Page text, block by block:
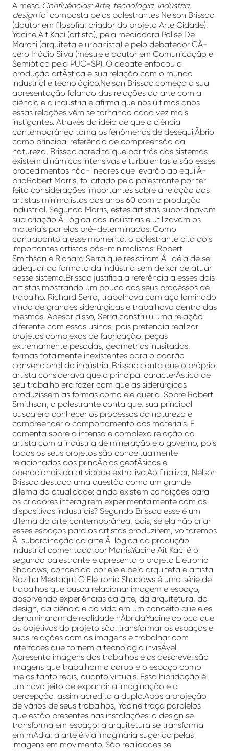
A mesa Confluências: Arte, tecnologia, indústria,
designfoi composta pelos palestrantes Nelson Brissac
(doutor em filosofia, criador do projeto Arte Cidade),
Yacine Ait Kaci (artista), pela mediadora Polise De
Marchi (arquiteta e urbanista) e pelo debatedor CÃ­
cero Inácio Silva (mestre e doutor em Comunicação e
Semiótica pela PUC-SP). O debate enfocou a
produção artÃ­stica e sua relação com o mundo
industrial e tecnológico.Nelson Brissac começa a sua
apresentação falando das relações da arte com a
ciência e a indústria e afirma que nos últimos anos
essas relações vêm se tornando cada vez mais
instigantes. Através da idéia de que a ciência
contemporânea toma os fenômenos de desequilÃ­brio
como principal referência de compreensão da
natureza, Brissac acredita que por trás dos sistemas
existem dinâmicas intensivas e turbulentas e são esses
procedimentos não-lineares que levarão ao equilÃ­
brioRobert Morris, foi citado pelo palestrante por ter
feito considerações importantes sobre a relação dos
artistas minimalistas dos anos 60 com a produção
industrial. Segundo Morris, estes artistas subordinavam
sua criação Ã lógica das indústrias e utilizavam os
materiais por elas pré-determinados. Como
contraponto a esse momento, o palestrante cita dois
importantes artistas pós-minimalistas: Robert
Smithson e Richard Serra que resistiram Ã idéia de se
adequar ao formato da indústria sem deixar de atuar
nesse sistema.Brissac justifica a referência a esses dois
artistas mostrando um pouco dos seus processos de
trabalho. Richard Serra, trabalhava com aço laminado
vindo de grandes siderúrgicas e trabalhava dentro das
mesmas. Apesar disso, Serra construiu uma relação
diferente com essas usinas, pois pretendia realizar
projetos complexos de fabricação: peças
extremamente pesadas, geometrias inusitadas,
formas totalmente inexistentes para o padrão
convencional da indústria. Brissac conta que o próprio
artista considerava que a principal caracterÃ­stica de
seu trabalho era fazer com que as siderúrgicas
produzissem as formas como ele queria. Sobre Robert
Smithson, o palestrante conta que, sua principal
busca era conhecer os processos da natureza e
compreender o comportamento dos materiais. E
comenta sobre a intensa e complexa relação do
artista com a indústria de mineração e o governo, pois
todos os seus projetos são conceitualmente
relacionados aos princÃ­pios geofÃ­sicos e
operacionais da atividade extrativa.Ao finalizar, Nelson
Brissac destaca uma questão como um grande
dilema da atualidade: ainda existem condições para
os criadores interagirem experimentalmente com os
dispositivos industriais? Segundo Brissac esse é um
dilema da arte contemporânea, pois, se ela não criar
esses espaços para os artistas produzirem, voltaremos
Ã subordinação da arte Ã lógica da produção
industrial comentada por Morris.Yacine Ait Kaci é o
segundo palestrante e apresenta o projeto Eletronic
Shadows, concebido por ele e pela arquiteta e artista
Naziha Mestaqui. O Eletronic Shadows é uma série de
trabalhos que busca relacionar imagem e espaço,
absorvendo experiências da arte, da arquitetura, do
design, da ciência e da vida em um conceito que eles
denominaram de realidade hÃ­brida.Yacine coloca que
os objetivos do projeto são: transformar os espaços e
suas relações com as imagens e trabalhar com
interfaces que tornem a tecnologia invisÃ­vel.
Apresenta imagens dos trabalhos e as descreve: são
imagens que trabalham o corpo e o espaço como
meios tanto reais, quanto virtuais. Essa hibridação é
um novo jeito de expandir a imaginação e a
percepção, assim acredita a dupla.Após a projeção
de vários de seus trabalhos, Yacine traça paralelos
que estão presentes nas instalações: o design se
transforma em espaço; a arquitetura se transforma
em mÃ­dia; a arte é via imaginária sugerida pelas
imagens em movimento. São realidades se